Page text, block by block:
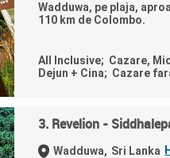
Wadduwa, pe plaja,
110 km de Colombo.
All Inclusive; Cazare,
Dejun + Cina; Cazare
3. Revelion -
Wadduwa, Sri Lanka